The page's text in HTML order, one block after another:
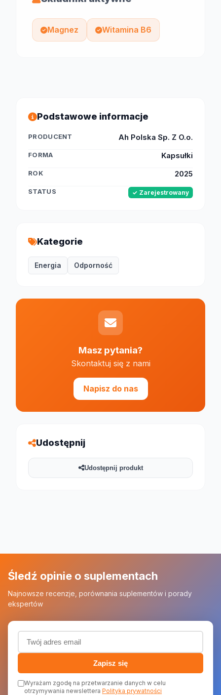
Magnez Witamina B6
Podstawowe informacje
PRODUCENT Ah Polska Sp. Z O.o.
FORMA Kapsułki
ROK 2025
STATUS ✓ Zarejestrowany
Kategorie
Energia Odporność
Masz pytania?
Skontaktuj się z nami
Napisz do nas
Udostępnij
Udostępnij produkt
Śledź opinie o suplementach
Najnowsze recenzje, porównania suplementów i porady
ekspertów
Adres email (wymagany)
Zapisz się
Wyrażam zgodę na przetwarzanie danych w celu
otrzymywania newslettera Polityka prywatności